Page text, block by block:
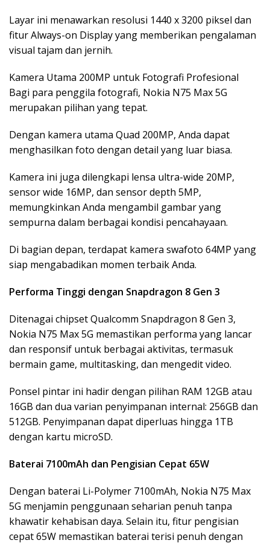
Layar ini menawarkan resolusi 1440 x 3200 piksel dan
fitur Always-on Display yang memberikan pengalaman
visual tajam dan jernih.
Kamera Utama 200MP untuk Fotografi Profesional
Bagi para penggila fotografi, Nokia N75 Max 5G
merupakan pilihan yang tepat.
Dengan kamera utama Quad 200MP, Anda dapat
menghasilkan foto dengan detail yang luar biasa.
Kamera ini juga dilengkapi lensa ultra-wide 20MP,
sensor wide 16MP, dan sensor depth 5MP,
memungkinkan Anda mengambil gambar yang
sempurna dalam berbagai kondisi pencahayaan.
Di bagian depan, terdapat kamera swafoto 64MP yang
siap mengabadikan momen terbaik Anda.
Performa Tinggi dengan Snapdragon 8 Gen 3
Ditenagai chipset Qualcomm Snapdragon 8 Gen 3,
Nokia N75 Max 5G memastikan performa yang lancar
dan responsif untuk berbagai aktivitas, termasuk
bermain game, multitasking, dan mengedit video.
Ponsel pintar ini hadir dengan pilihan RAM 12GB atau
16GB dan dua varian penyimpanan internal: 256GB dan
512GB. Penyimpanan dapat diperluas hingga 1TB
dengan kartu microSD.
Baterai 7100mAh dan Pengisian Cepat 65W
Dengan baterai Li-Polymer 7100mAh, Nokia N75 Max
5G menjamin penggunaan seharian penuh tanpa
khawatir kehabisan daya. Selain itu, fitur pengisian
cepat 65W memastikan baterai terisi penuh dengan